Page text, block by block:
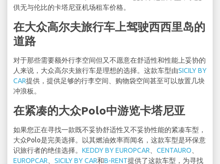
供无与伦比的卡塔尼亚机场租车价格。
在大众高尔夫旅行车上驾驶西西里岛的
道路
对于那些需要额外行李空间但又不愿意在舒适性和性能上妥协的
人来说，大众高尔夫旅行车是理想的选择。这款车型由SICILY BY
CAR提供，提供足够的行李空间、购物袋空间甚至可以放置几块
冲浪板。
在紧凑的大众Polo中游览卡塔尼亚
如果您正在寻找一款既不妥协舒适性又不妥协性能的紧凑车型，
大众Polo是完美选择。以其燃油效率而闻名，这款车型是环保意
识旅行者的绝佳选择。 KEDDY BY EUROPCAR CENTAURO
EUROPCAR
SICILY BY CAR和B-RENT提供了这款车型，为寻找